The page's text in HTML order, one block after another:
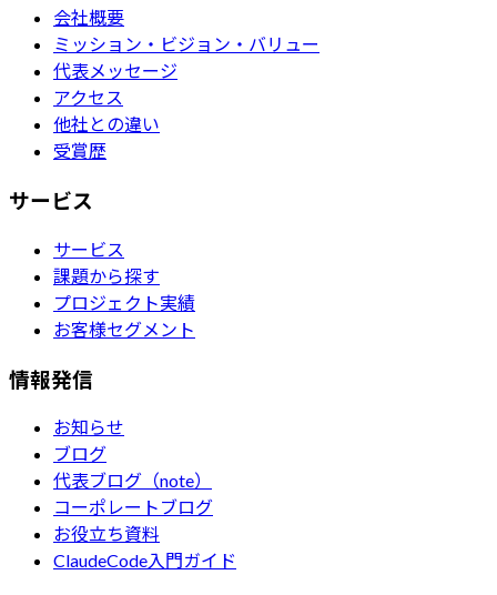
会社概要
ミッション・ビジョン・バリュー
代表メッセージ
アクセス
他社との違い
受賞歴
サービス
サービス
課題から探す
プロジェクト実績
お客様セグメント
情報発信
お知らせ
ブログ
代表ブログ（note）
コーポレートブログ
お役立ち資料
ClaudeCode入門ガイド